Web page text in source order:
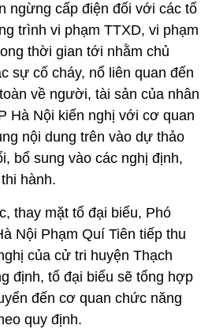
ngừng cấp điện đối với các tổ
trình vi phạm TTXD, vi phạm
thời gian tới nhằm chủ
sự cố cháy, nổ liên quan đến
về người, tài sản của nhân
Hà Nội kiến nghị với cơ quan
nội dung trên vào dự thảo
bổ sung vào các nghị định,
hành.
thay mặt tổ đại biểu, Phó
Nội Phạm Quí Tiên tiếp thu
của cử tri huyện Thạch
định, tổ đại biểu sẽ tổng hợp
đến cơ quan chức năng
quy định.